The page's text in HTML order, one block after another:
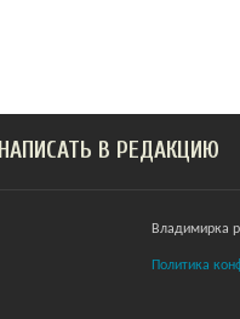
НАПИСАТЬ В РЕДАКЦИЮ
Владимирка
Политика